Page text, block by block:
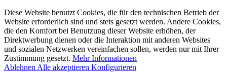
Diese Website benutzt Cookies, die für den technischen Betrieb der
Website erforderlich sind und stets gesetzt werden. Andere Cookies,
die den Komfort bei Benutzung dieser Website erhöhen, der
Direktwerbung dienen oder die Interaktion mit anderen Websites
und sozialen Netzwerken vereinfachen sollen, werden nur mit Ihrer
Zustimmung gesetzt. Mehr Informationen
Ablehnen Alle akzeptieren Konfigurieren